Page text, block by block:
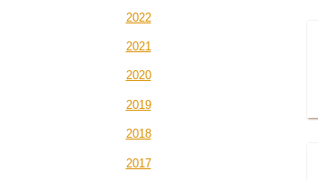
2022
2021
2020
2019
2018
2017